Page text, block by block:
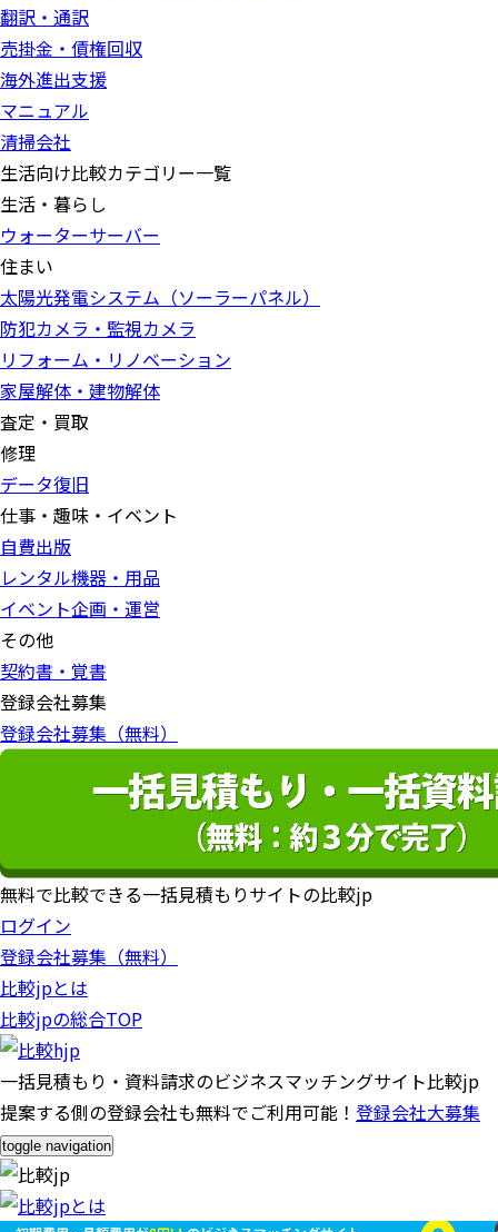
翻訳・通訳
売掛金・債権回収
海外進出支援
マニュアル
清掃会社
生活向け比較カテゴリー一覧
生活・暮らし
ウォーターサーバー
住まい
太陽光発電システム（ソーラーパネル）
防犯カメラ・監視カメラ
リフォーム・リノベーション
家屋解体・建物解体
査定・買取
修理
データ復旧
仕事・趣味・イベント
自費出版
レンタル機器・用品
イベント企画・運営
その他
契約書・覚書
登録会社募集
登録会社募集（無料）
無料で比較できる一括見積もりサイトの比較jp
ログイン
登録会社募集（無料）
比較jpとは
比較jpの総合TOP
一括見積もり・資料請求のビジネスマッチングサイト比較jp
提案する側の登録会社も無料でご利用可能！ 登録会社大募集
toggle navigation